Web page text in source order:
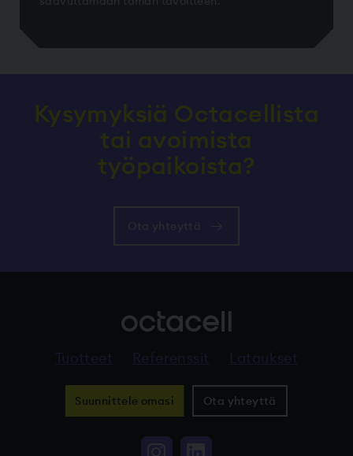
Kysymyksiä Octacellista
tai avoimista
työpaikoista?
Tuotteet Referenssit Lataukset
Suunnittele omasi Ota yhteyttä